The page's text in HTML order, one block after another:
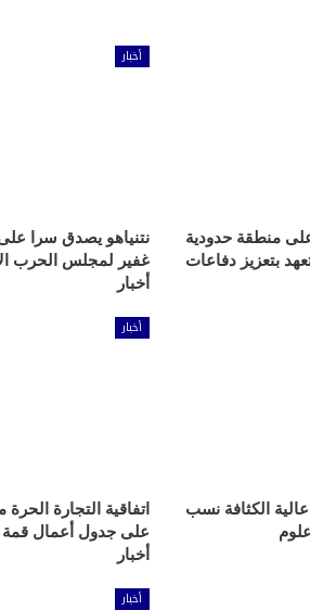
منطقة حدودية
بتعزيز دفاعات
أخبار
نتنياهو يصدق سرا
غفير لمجلس الحرب
أخبار
الكثافة نسب
أخبار
اتفاقية التجارة
على جدول أعمال قمة
أخبار
أخبار